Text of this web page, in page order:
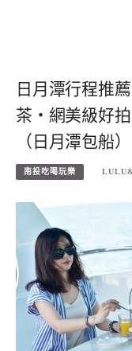
日月潭行程推
茶・網美級好
（日月潭包船）
南投吃喝玩樂